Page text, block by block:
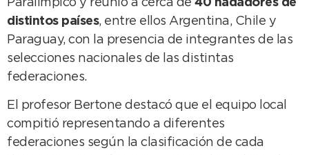
Paralímpico y reunió a cerca de 40 nadadores de
distintos países, entre ellos Argentina, Chile y
Paraguay, con la presencia de integrantes de las
selecciones nacionales de las distintas
federaciones.
El profesor Bertone destacó que el equipo local
compitió representando a diferentes
federaciones según la clasificación de cada